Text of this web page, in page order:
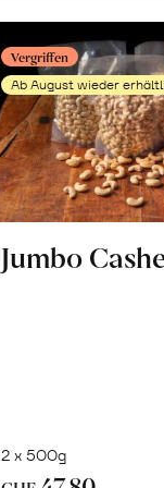
Vergriffen
Ab August wieder
Jumbo
2 x 500g